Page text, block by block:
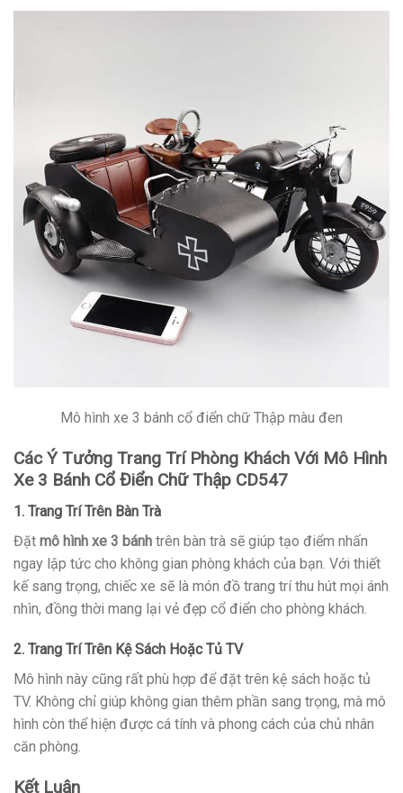
Mô hình xe 3 bánh cổ điển chữ Thập màu đen
Các Ý Tưởng Trang Trí Phòng Khách Với Mô Hình
Xe 3 Bánh Cổ Điển Chữ Thập CD547
1. Trang Trí Trên Bàn Trà
Đặt mô hình xe 3 bánh trên bàn trà sẽ giúp tạo điểm nhấn
ngay lập tức cho không gian phòng khách của bạn. Với thiết
kế sang trọng, chiếc xe sẽ là món đồ trang trí thu hút mọi ánh
nhìn, đồng thời mang lại vẻ đẹp cổ điển cho phòng khách.
2. Trang Trí Trên Kệ Sách Hoặc Tủ TV
Mô hình này cũng rất phù hợp để đặt trên kệ sách hoặc tủ
TV. Không chỉ giúp không gian thêm phần sang trọng, mà mô
hình còn thể hiện được cá tính và phong cách của chủ nhân
căn phòng.
Kết Luận